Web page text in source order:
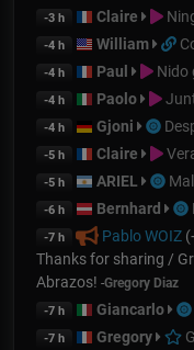
-3 h Claire
-4 h William
-4 h Paul Nido
-4 h Paolo
-4 h Gjoni
-5 h Claire
-5 h ARIEL
-6 h Bernhard
-7 h Pablo WOIZ
Thanks for sharing /
Abrazos! -Gregory Diaz
-7 h Giancarlo
-7 h Gregory